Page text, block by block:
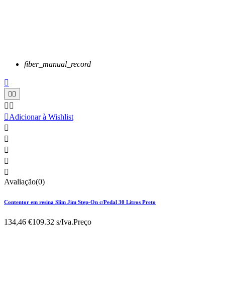
fiber_manual_record

 
 
Adicionar à Wishlist





Avaliação(0)
Contentor em resina Slim Jim Step-On c/Pedal 30 Litros Preto
134,46 €109.32 s/Iva.Preço